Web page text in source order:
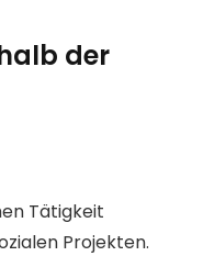
der
Tätigkeit
Projekten.